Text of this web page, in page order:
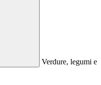
Verdure, legumi e